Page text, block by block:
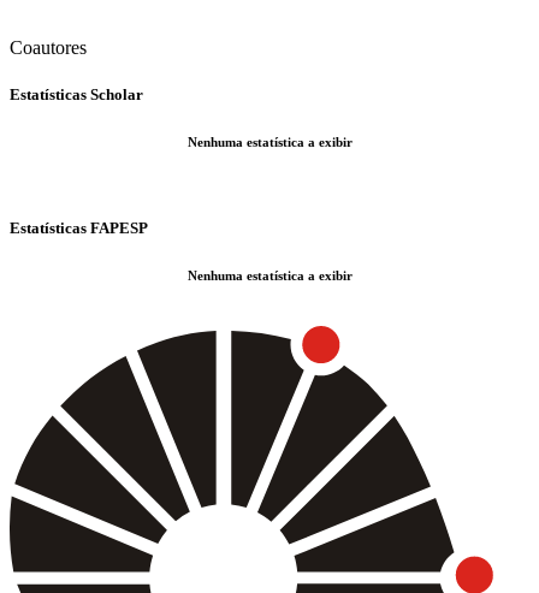
Coautores
Estatísticas Scholar
Nenhuma estatística a exibir
Estatísticas FAPESP
Nenhuma estatística a exibir